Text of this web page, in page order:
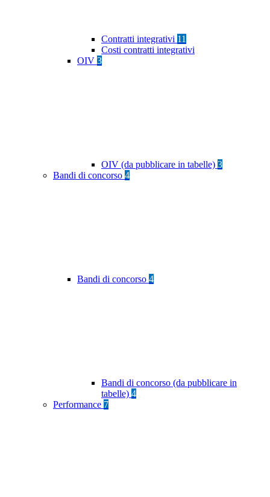
Contratti integrativi 11
Costi contratti integrativi
OIV 3
OIV (da pubblicare in tabelle) 3
Bandi di concorso 4
Bandi di concorso 4
Bandi di concorso (da pubblicare in
tabelle) 4
Performance 7